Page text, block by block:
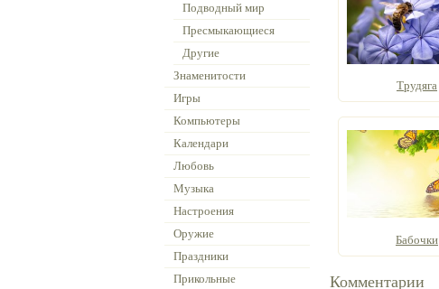
Подводный мир
Пресмыкающиеся
Другие
Знаменитости
Игры
Компьютеры
Календари
Любовь
Музыка
Настроения
Оружие
Праздники
Прикольные
Трудяга
Бабочки
Комментарии